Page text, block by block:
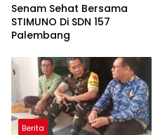
Senam Sehat Bersama
STIMUNO Di SDN 157
Palembang
Berita